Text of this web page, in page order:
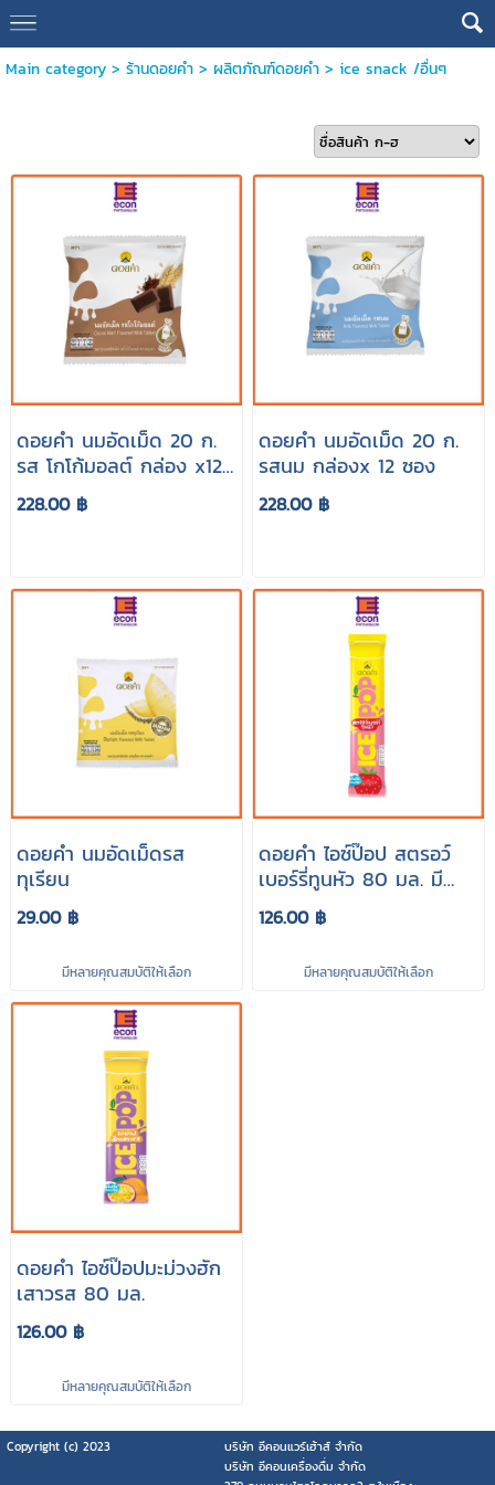
Main category> ร้านดอยคำ> ผลิตภัณฑ์ดอยคำ> ice snack /อื่นๆ
ดอยคำ นมอัดเม็ด 20 ก.
รส โกโก้มอลต์ กล่อง x12
ซอง
228.00 ฿
ดอยคำ นมอัดเม็ด 20 ก.
รสนม กล่องx 12 ซอง
228.00 ฿
ดอยคำ นมอัดเม็ดรส
ทุเรียน
29.00 ฿
มีหลายคุณสมบัติให้เลือก
ดอยคำ ไอซ์ป๊อป สตรอว์
เบอร์รี่ทูนหัว 80 มล. มี
หลายราคา
126.00 ฿
มีหลายคุณสมบัติให้เลือก
ดอยคำ ไอซ์ป๊อปมะม่วงฮัก
เสาวรส 80 มล.
126.00 ฿
มีหลายคุณสมบัติให้เลือก
Copyright (c) 2023
บริษัท อีคอนแวร์เฮ้าส์ จำกัด
บริษัท อีคอนเครื่องดื่ม จำกัด